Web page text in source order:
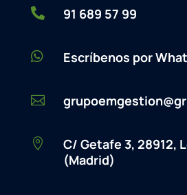
 91 689 57 99
 Escríbenos por


C/ Getafe 3, 28912,
(Madrid)